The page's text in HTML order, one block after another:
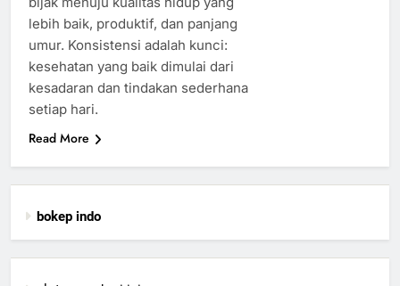
lebih baik, produktif, dan panjang
umur. Konsistensi adalah kunci:
kesehatan yang baik dimulai dari
kesadaran dan tindakan sederhana
setiap hari.
Read More
bokep indo